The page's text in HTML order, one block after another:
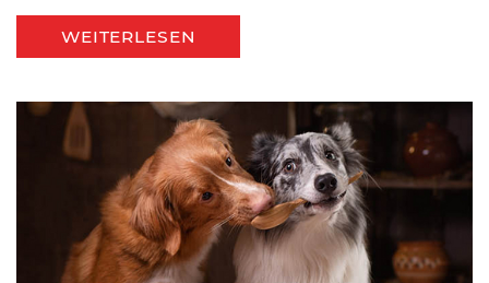
WEITERLESEN